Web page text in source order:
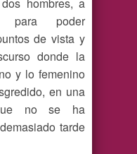
hombres, a
para poder
de vista y
donde la
y lo femenino
en una
no se ha
tarde